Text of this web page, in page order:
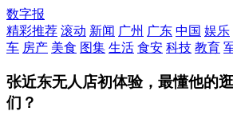
数字报
精彩推荐 滚动 新闻 广州 广东 中国 娱乐
车 房产 美食 图集 生活 食安 科技 教育
张近东无人店初体验，最懂他的
们？